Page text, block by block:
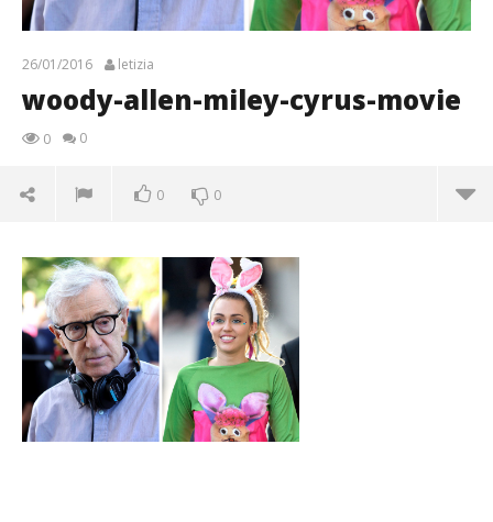
26/01/2016 letizia
woody-allen-miley-cyrus-movie
0 0
0 0
26/01/2016
letizia